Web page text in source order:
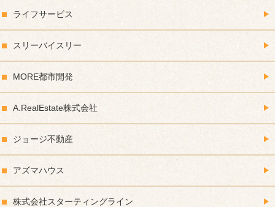
ライフサービス
スリーバイスリー
MORE都市開発
A.RealEstate株式会社
ジョージ不動産
アズマハウス
株式会社スターティングライン